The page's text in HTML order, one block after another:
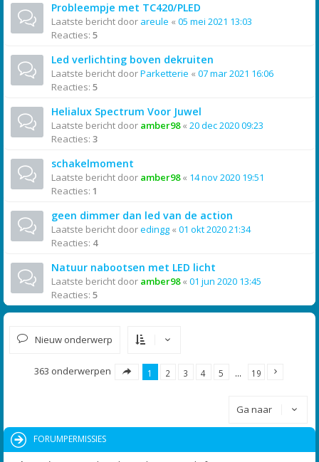
Probleempje met TC420/PLED
Laatste bericht door areule « 05 mei 2021 13:03
Reacties: 5
Led verlichting boven dekruiten
Laatste bericht doorParketterie « 07 mar 2021 16:06
Reacties: 5
Helialux Spectrum Voor Juwel
Laatste bericht door amber98« 20 dec 2020 09:23
Reacties: 3
schakelmoment
Laatste bericht door amber98« 14 nov 2020 19:51
Reacties: 1
geen dimmer dan led van de action
Laatste bericht dooredingg « 01 okt 2020 21:34
Reacties: 4
Natuur nabootsen met LED licht
Laatste bericht door amber98« 01 jun 2020 13:45
Reacties: 5
Nieuw onderwerp
363 onderwerpen 1 2 3 4 5 … 19
Ga naar
FORUMPERMISSIES